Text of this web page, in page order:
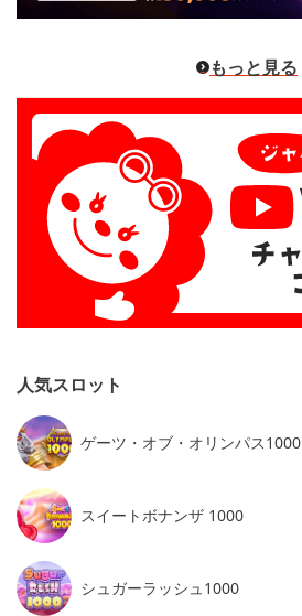
もっと見る
人気スロット
ゲーツ・オブ・オリンパス1000
スイートボナンザ 1000
シュガーラッシュ1000